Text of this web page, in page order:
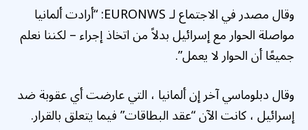
وقال مصدر في الاجتماع لـ EURONWS: “أرادت ألمانيا
مواصلة الحوار مع إسرائيل بدلاً من اتخاذ إجراء – لكننا نعلم
جميعًا أن الحوار لا يعمل”.
وقال دبلوماسي آخر إن ألمانيا ، التي عارضت أي عقوبة ضد
إسرائيل ، كانت الآن “عقد البطاقات” فيما يتعلق بالقرار.